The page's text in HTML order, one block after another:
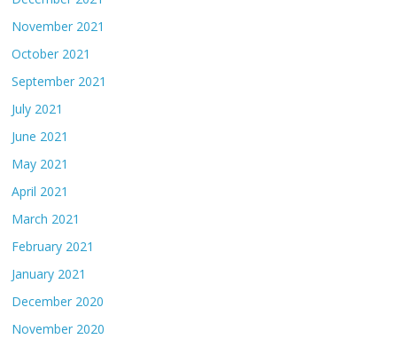
November 2021
October 2021
September 2021
July 2021
June 2021
May 2021
April 2021
March 2021
February 2021
January 2021
December 2020
November 2020